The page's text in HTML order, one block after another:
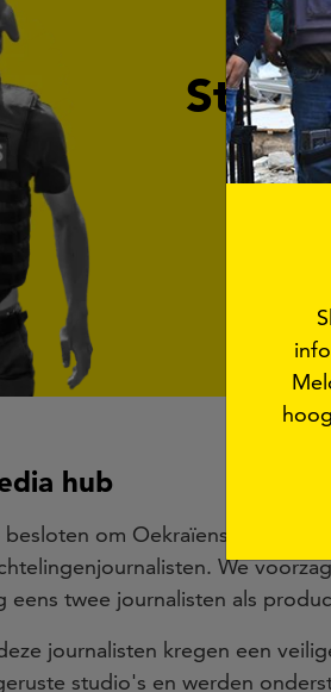
hub
besloten om Oekraïense
We
eens twee journalisten als
journalisten kregen een
studio's en werden